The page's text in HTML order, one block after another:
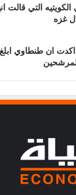
التي قالت
غزه
اكدت ان طنطاوي